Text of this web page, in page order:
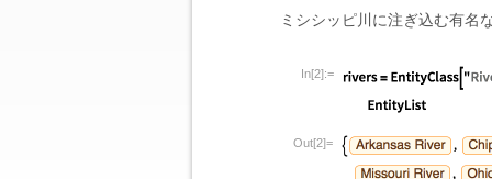
ミシシッピ川に注ぎ込む有名
In[2]:=
Out[2]=